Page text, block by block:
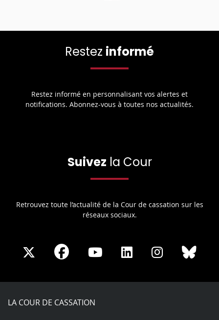
Restez informé
Restez informé en personnalisant vos alertes et
notifications. Abonnez-vous à toutes nos actualités.
Suivez la Cour
Retrouvez toute l’actualité de la Cour de cassation sur les
réseaux sociaux.
Share
X
Share
Facebook
Share
Youtube
Share
LinkedIn
Share
Instagram
LA COUR DE CASSATION